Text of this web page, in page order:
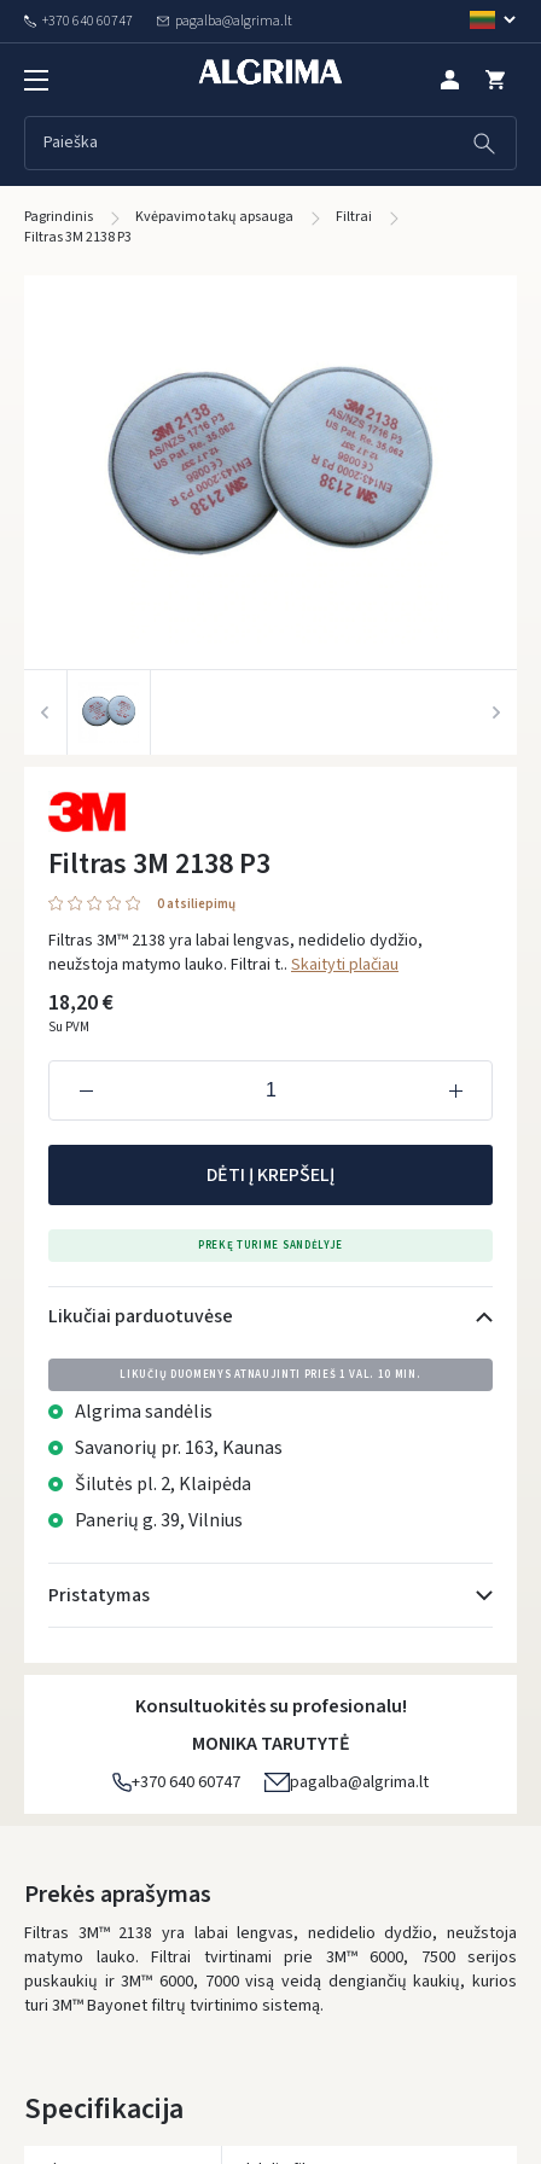
+370 640 60747 pagalba@algrima.lt
Pagrindinis Kvėpavimo takų apsauga
Filtrai
Filtras 3M 2138 P3
Filtras 3M 2138 P3
0 atsiliepimų
Filtras 3M™ 2138 yra labai lengvas, nedidelio dydžio,
neužstoja matymo lauko. Filtrai t.. Skaityti plačiau
18,20 €
Su PVM
DĖTI Į KREPŠELĮ
PREKĘ TURIME SANDĖLYJE
Likučiai parduotuvėse
LIKUČIŲ DUOMENYS ATNAUJINTI PRIEŠ 1 VAL. 10 MIN.
Algrima sandėlis
Savanorių pr. 163, Kaunas
Šilutės pl. 2, Klaipėda
Panerių g. 39, Vilnius
Pristatymas
Atsiėmimo taškai- 0.00 €
DPD kurjeris - 5.00 €
DPD paštomatai- 4.00 €
LP Express paštomatai
LP Express kurjeris- 4.00 €
Pirmadienį, Rugpjūčio 10 d.
* Pristatymo terminai yra preliminarūs ir gali priklausyti nuo kurjerių
Konsultuokitės su profesionalu!
MONIKA TARUTYTĖ
+370 640 60747 pagalba@algrima.lt
Prekės aprašymas
Filtras 3M™ 2138 yra labai lengvas, nedidelio dydžio, neužstoja
matymo lauko. Filtrai tvirtinami prie 3M™ 6000, 7500 serijos
puskaukių ir 3M™ 6000, 7000 visą veidą dengiančių kaukių, kurios
turi 3M™ Bayonet filtrų tvirtinimo sistemą.
Specifikacija